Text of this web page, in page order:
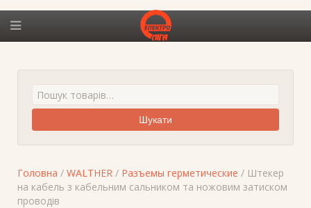
Шукати
Головна / WALTHER / Разъемы герметические / Штекер
на кабель з кабельним сальником та ножовим затиском
проводів